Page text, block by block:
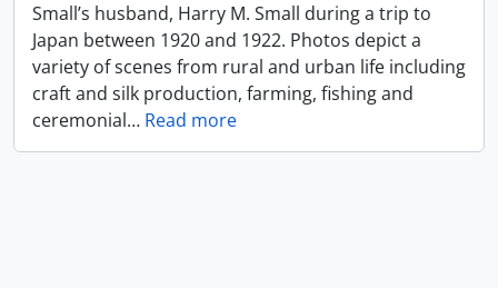
Small’s husband, Harry M. Small during a trip to
Japan between 1920 and 1922. Photos depict a
variety of scenes from rural and urban life including
craft and silk production, farming, fishing and
ceremonial… Read more